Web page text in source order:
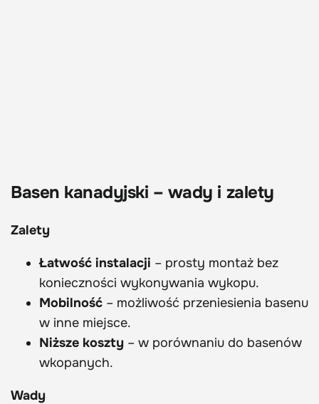
Basen kanadyjski – wady i zalety
Zalety
Łatwość instalacji – prosty montaż bez
konieczności wykonywania wykopu.
Mobilność – możliwość przeniesienia basenu
w inne miejsce.
Niższe koszty – w porównaniu do basenów
wkopanych.
Wady